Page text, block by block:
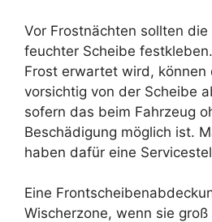
Vor Frostnächten sollten
feuchter Scheibe
Frost erwartet wird, können
vorsichtig von der Scheibe
sofern das beim Fahrzeug
Beschädigung möglich ist.
haben dafür eine
Eine
Wischerzone, wenn sie